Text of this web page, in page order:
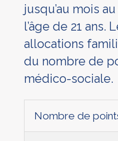
jusqu’au mois
l’âge de 21 ans.
allocations
du nombre de
médico-sociale.
Nombre de